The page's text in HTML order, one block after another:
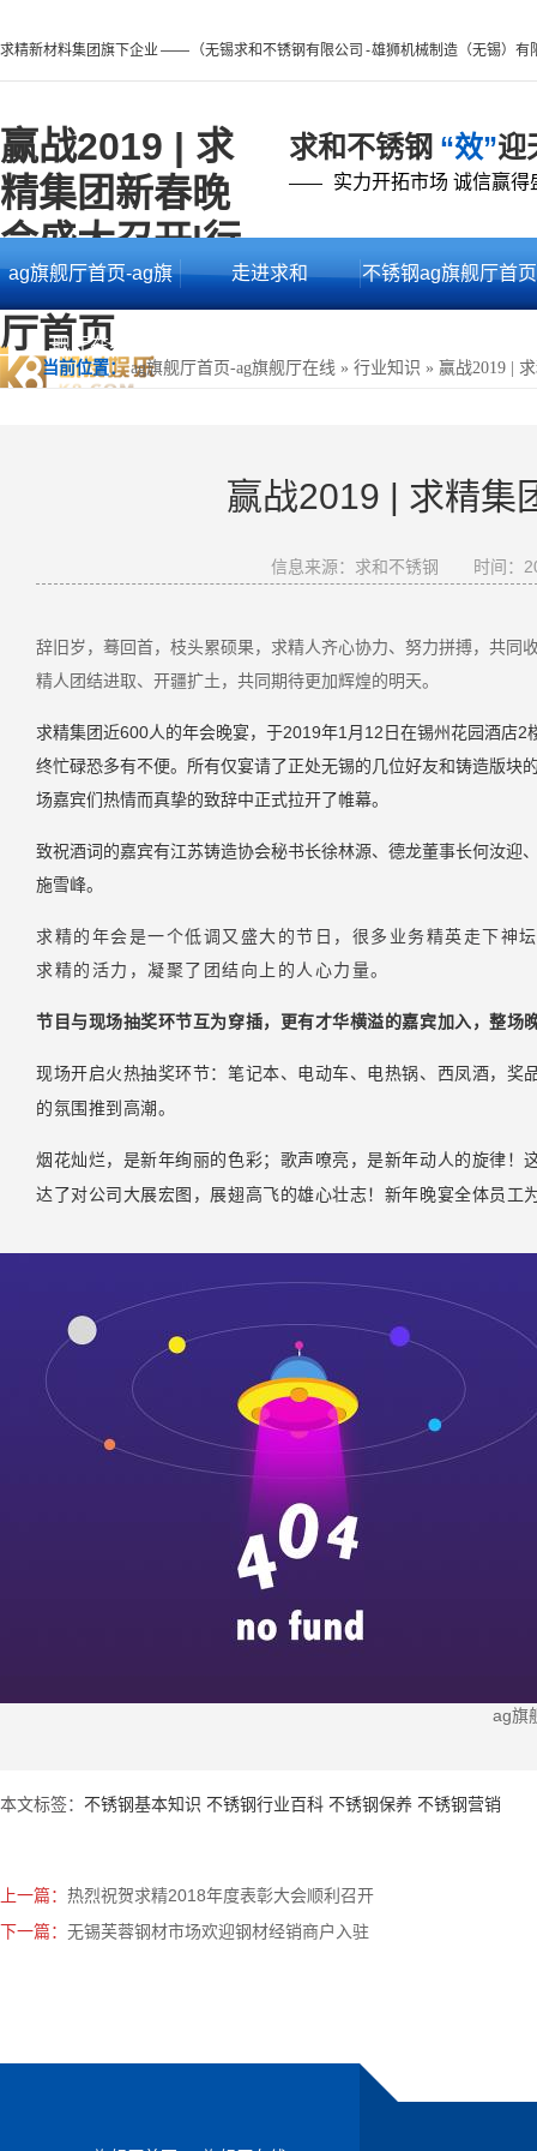
求精新材料集团旗下企业 —— （无锡求和不锈钢有限公司 - 雄狮机械制造（无锡）有
赢战2019 | 求
精集团新春晚
会盛大召开|行
业知识 -ag旗舰
厅首页
求和不锈钢 “效”迎
—— 实力开拓市场 诚信赢得
ag旗舰厅首页-ag旗
舰厅在线
走进求和 不锈钢ag旗舰厅首页
当前位置： ag旗舰厅首页-ag旗舰厅在线 » 行业知识 » 赢战2019 |
赢战2019 | 求精集
信息来源：求和不锈钢 时间：
辞旧岁，蓦回首，枝头累硕果，求精人齐心协力、努力拼搏，共
精人团结进取、开疆扩土，共同期待更加辉煌的明天。
求精集团近600人的年会晚宴，于2019年1月12日在锡州花园酒店2
终忙碌恐多有不便。所有仅宴请了正处无锡的几位好友和铸造版块
场嘉宾们热情而真挚的致辞中正式拉开了帷幕。
致祝酒词的嘉宾有江苏铸造协会秘书长徐林源、 德龙董事长何汝迎
施雪峰。
求精的年会是一个低调又盛大的节日，很多业务精英走下神
求精的活力，凝聚了团结向上的人心力量。
节目与现场抽奖环节互为穿插，更有才华横溢的嘉宾加入，整场
现场开启火热抽奖环节：笔记本、电动车、电热锅、西凤酒，奖
的氛围推到高潮。
烟花灿烂，是新年绚丽的色彩；歌声嘹亮，是新年动人的旋律
达了对公司大展宏图，展翅高飞的雄心壮志！ 新年晚宴全体员工
推荐阅读
不锈钢带会生锈吗？
304不锈钢,316不锈钢,430不锈钢的材质区别与用途区别
求和告诉你：双相不锈钢分类、牌号及标准是什么样的？
ag旗
本文标签： 不锈钢基本知识 不锈钢行业百科 不锈钢保养 不锈钢营销
上一篇： 热烈祝贺求精2018年度表彰大会顺利召开
下一篇： 无锡芙蓉钢材市场欢迎钢材经销商户入驻